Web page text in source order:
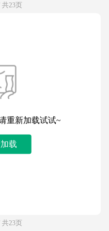
23页
重新加载试试~
载
23页